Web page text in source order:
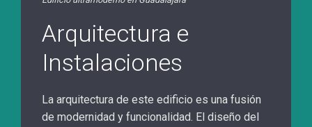
Arquitectura e
Instalaciones
La arquitectura de este edificio es una fusión
de modernidad y funcionalidad. El diseño del